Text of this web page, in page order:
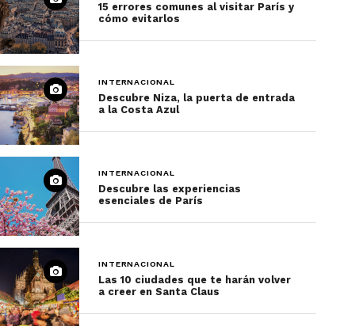
15 errores comunes al visitar París y
cómo evitarlos
INTERNACIONAL
Descubre Niza, la puerta de entrada
a la Costa Azul
INTERNACIONAL
Descubre las experiencias
esenciales de París
INTERNACIONAL
Las 10 ciudades que te harán volver
a creer en Santa Claus